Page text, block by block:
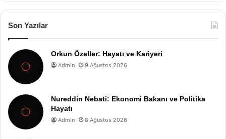
Son Yazılar
Orkun Özeller: Hayatı ve Kariyeri
Admin 9 Ağustos 2026
Nureddin Nebati: Ekonomi Bakanı ve Politika
Hayatı
Admin 8 Ağustos 2026